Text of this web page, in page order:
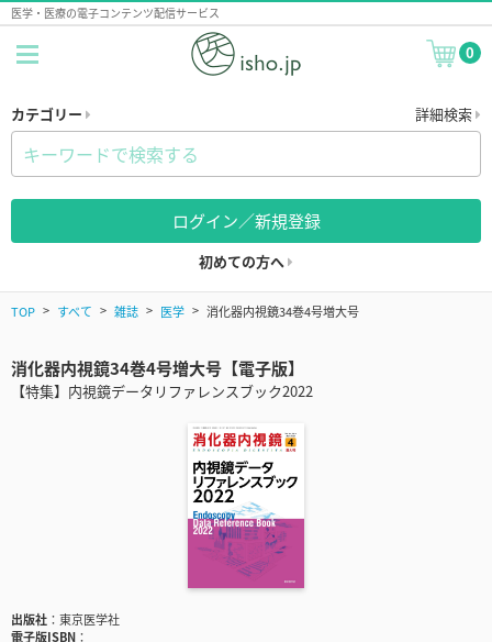
医学・医療の電子コンテンツ配信サービス
0
カテゴリー 詳細検索
ログイン／新規登録
初めての方へ
TOP すべて 雑誌 医学 消化器内視鏡34巻4号増大号
消化器内視鏡34巻4号増大号【電子版】
【特集】内視鏡データリファレンスブック2022
出版社
東京医学社
電子版ISBN